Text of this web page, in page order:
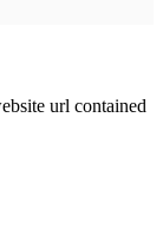
url contained